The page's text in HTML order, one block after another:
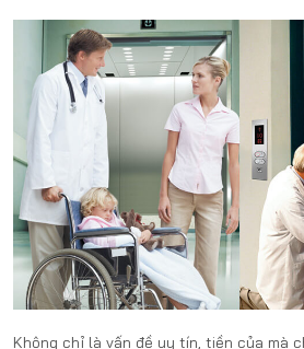
Không chỉ là vấn đề uy tín, tiền của mà